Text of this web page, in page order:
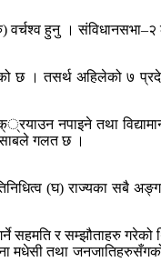
वर्चश्व हुनु ।
। तसर्थ अहिलेको ७
नपाइने तथा
गलत छ ।
(घ) राज्यका सबै
सहमति र सम्झौताहरु गरेको
मधेसी तथा